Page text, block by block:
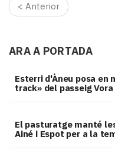
< Anterior
ARA A PORTADA
Esterri d'Àneu posa en
track» del passeig Vora
El pasturatge manté
Ainé i Espot per a la